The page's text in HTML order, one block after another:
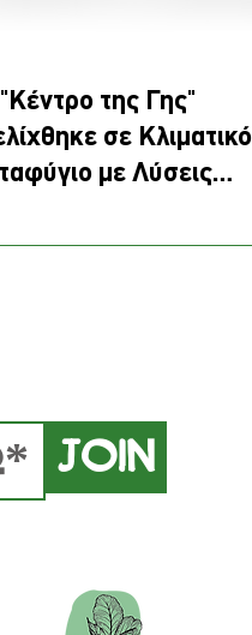
της Γης"
σε Κλιματικό
με Λύσεις
Join